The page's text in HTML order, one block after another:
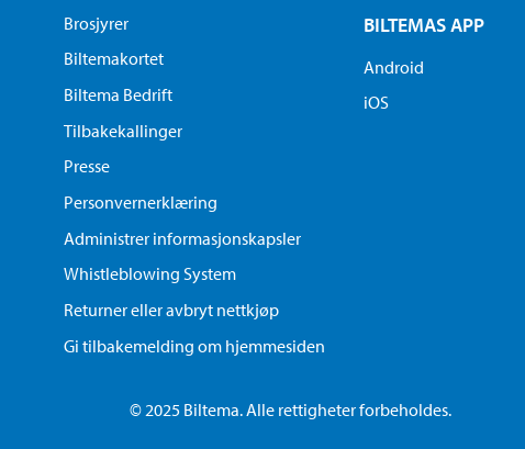
Brosjyrer
Biltemakortet
Biltema Bedrift
Tilbakekallinger
Presse
Personvernerklæring
Administrer informasjonskapsler
Whistleblowing System
Returner eller avbryt nettkjøp
Gi tilbakemelding om hjemmesiden
BILTEMAS APP
Android
iOS
© 2025 Biltema. Alle rettigheter forbeholdes.